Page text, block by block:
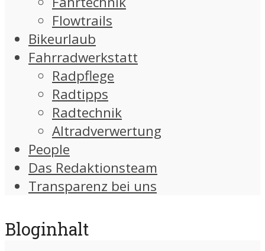
Flowtrails
Bikeurlaub
Fahrradwerkstatt
Radpflege
Radtipps
Radtechnik
Altradverwertung
People
Das Redaktionsteam
Transparenz bei uns
Bloginhalt